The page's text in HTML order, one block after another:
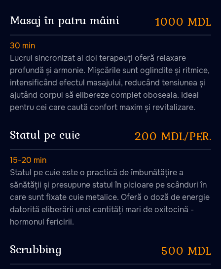
Masaj în patru mâini 1000 MDL
30 min
Lucrul sincronizat al doi terapeuți oferă relaxare
profundă și armonie. Mișcările sunt oglindite și ritmice,
intensificând efectul masajului, reducând tensiunea și
ajutând corpul să elibereze complet oboseala. Ideal
pentru cei care caută confort maxim și revitalizare.
Statul pe cuie 200 MDL/PER.
15−20 min
Statul pe cuie este o practică de îmbunătățire a
sănătății și presupune statul în picioare pe scânduri în
care sunt fixate cuie metalice. Oferă o doză de energie
datorită eliberării unei cantități mari de oxitocină -
hormonul fericirii.
Scrubbing 500 MDL
Copiați coordonatele
+373 76 00 57 77
Suntem peTelegram
Trimiteți-ne un e-mail la
go@banya.md
"DRAGOMIRNA" S.R.L. MD-2005, str. Petru
Rares, 36, ap. 38, mun. Chisinau, RM
+373076020333